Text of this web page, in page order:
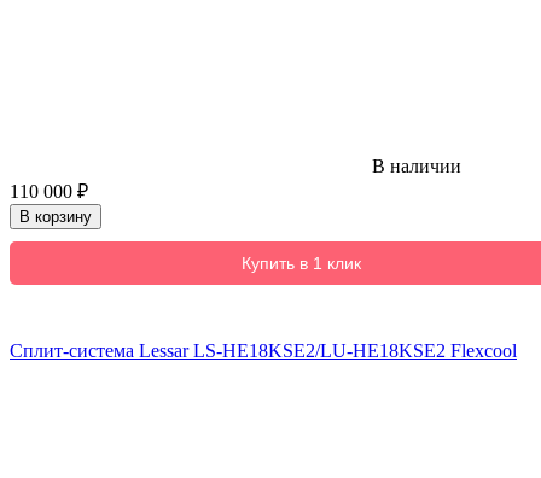
В наличии
110 000 ₽
В корзину
Купить в 1 клик
Сплит-система Lessar LS-HE18KSE2/LU-HE18KSE2 Flexcool